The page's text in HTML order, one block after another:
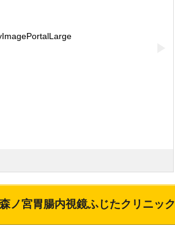
森ノ宮胃腸内視鏡ふじたクリニック